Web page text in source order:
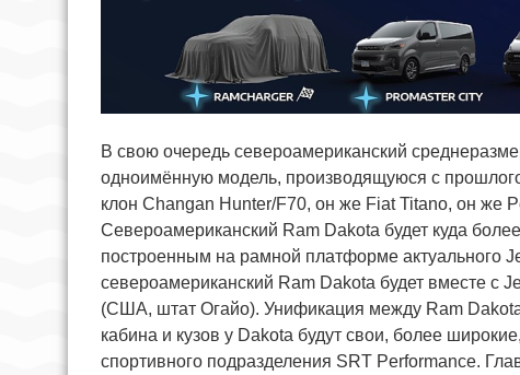
В свою очередь североамериканский
одноимённую модель, производящуюся с
клон Changan Hunter/F70, он же Fiat Titano, он же
Североамериканский Ram Dakota будет куда
построенным на рамной платформе актуального
североамериканский Ram Dakota будет вместе с
(США, штат Огайо). Унификация между Ram
кабина и кузов у Dakota будут свои, более
спортивного подразделения SRT Performance.